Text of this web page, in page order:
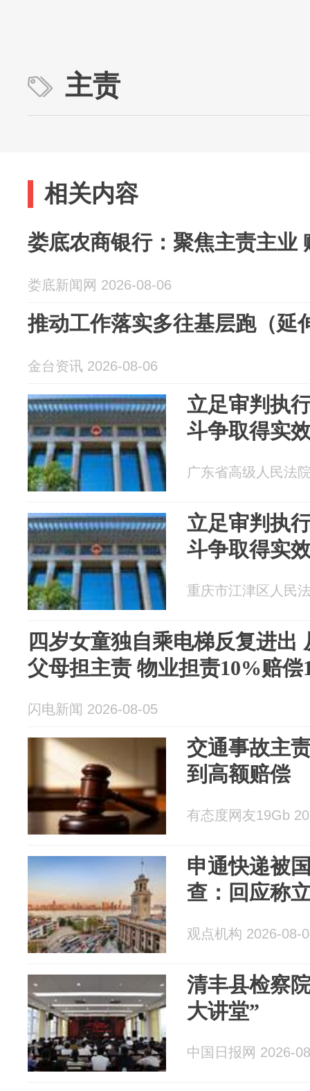
主责
相关内容
娄底农商银行：聚焦主责主业
娄底新闻网 2026-08-06
推动工作落实多往基层跑（延
金台资讯 2026-08-06
立足审判执
斗争取得实
广东省高级人民法
立足审判执
斗争取得实
重庆市江津区人民
四岁女童独自乘电梯反复进出
父母担主责 物业担责10%赔偿
闪电新闻 2026-08-05
交通事故主
到高额赔偿
有态度网友19Gb
申通快递被
查：回应称
观点机构 2026-08-
清丰县检察
大讲堂”
中国日报网 2026-